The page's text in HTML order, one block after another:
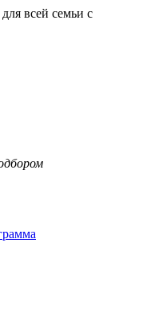
всей семьи с